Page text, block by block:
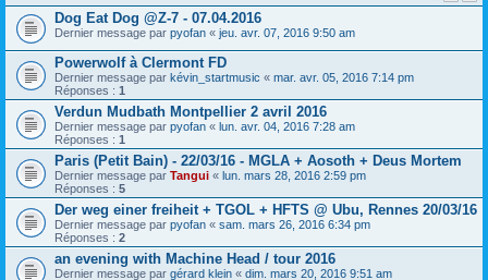
Dog Eat Dog @Z-7 - 07.04.2016
Dernier message par pyofan « jeu. avr. 07, 2016 9:50 am
Powerwolf à Clermont FD
Dernier message par kévin_startmusic « mar. avr. 05, 2016 7:14 pm
Réponses : 1
Verdun Mudbath Montpellier 2 avril 2016
Dernier message par pyofan « lun. avr. 04, 2016 7:28 am
Réponses : 1
Paris (Petit Bain) - 22/03/16 - MGLA + Aosoth + Deus Mortem
Dernier message par Tangui « lun. mars 28, 2016 2:59 pm
Réponses : 5
Der weg einer freiheit + TGOL + HFTS @ Ubu, Rennes 20/03/16
Dernier message par pyofan « sam. mars 26, 2016 6:34 pm
Réponses : 2
an evening with Machine Head / tour 2016
Dernier message par gérard klein « dim. mars 20, 2016 9:51 am